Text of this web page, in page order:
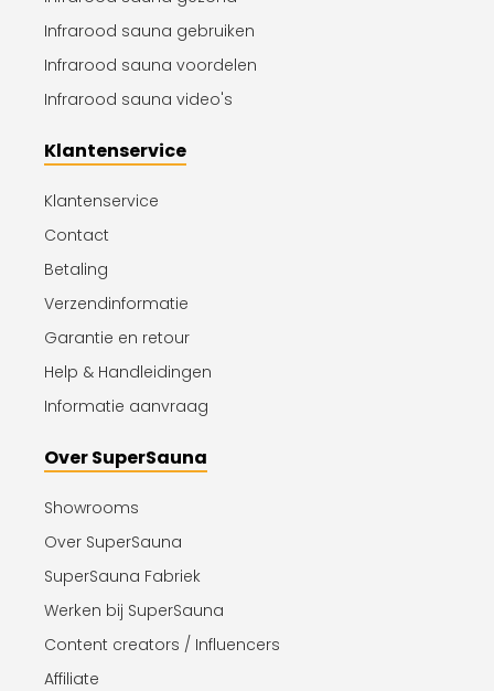
Infrarood sauna gebruiken
Infrarood sauna voordelen
Infrarood sauna video's
Klantenservice
Klantenservice
Contact
Betaling
Verzendinformatie
Garantie en retour
Help & Handleidingen
Informatie aanvraag
Over SuperSauna
Showrooms
Over SuperSauna
SuperSauna Fabriek
Werken bij SuperSauna
Content creators / Influencers
Affiliate